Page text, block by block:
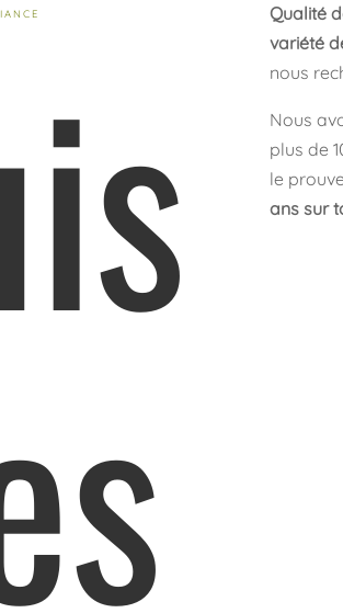
Qualité
variété
nous
Nous
plus de
le
ans sur